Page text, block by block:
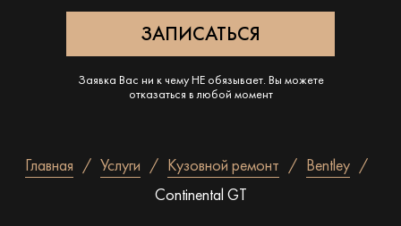
Заявка Вас ни к чему НЕ обязывает. Вы можете
отказаться в любой момент
Главная Услуги Кузовной ремонт
Bentley
Continental GT